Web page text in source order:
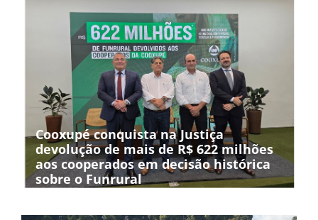
Cooxupé conquista na Justiça
devolução de mais de R$ 622 milhões
aos cooperados em decisão histórica
sobre o Funrural